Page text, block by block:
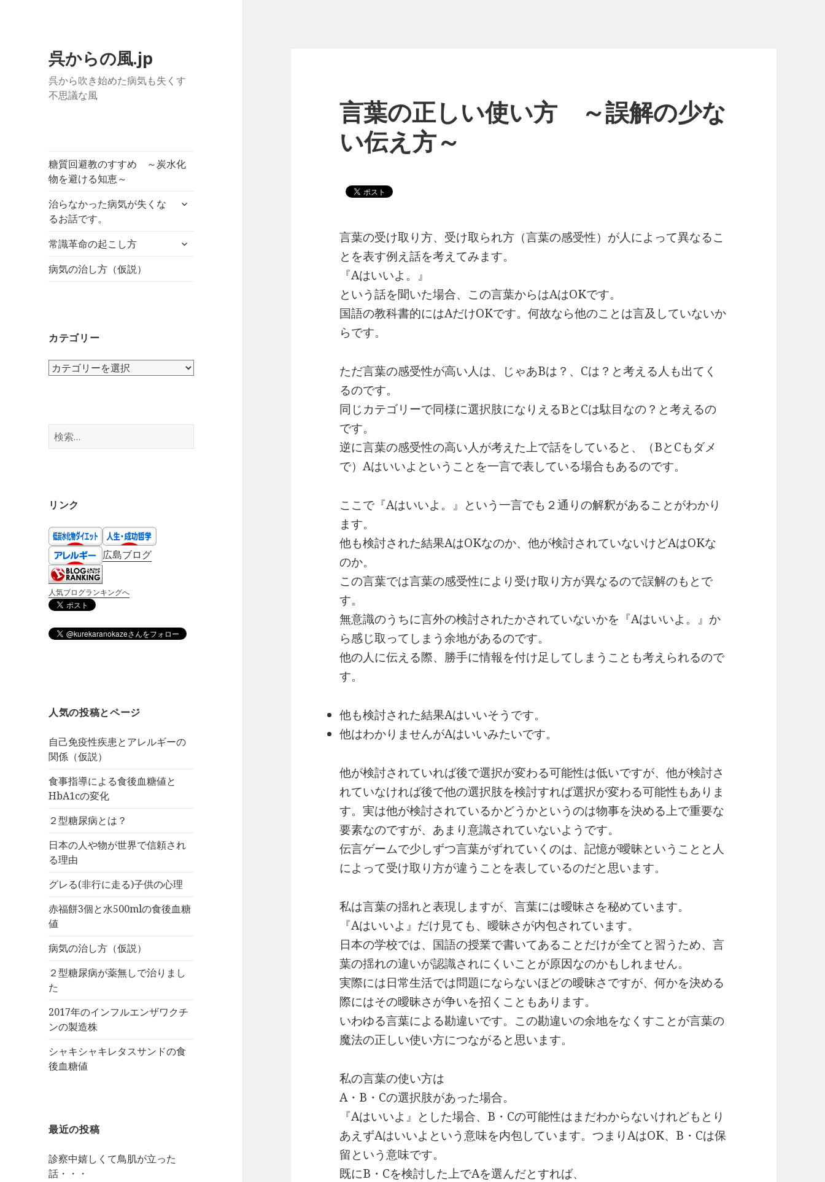
呉からの風.jp
呉から吹き始めた病気も失くす
不思議な風
糖質回避教のすすめ ～炭水化
物を避ける知恵～
治らなかった病気が失くな
るお話です。
サ
ニ
常識革命の起こし方
サ
病気の治し方（仮説）
カテゴリー
カ
ー
検
索:
リンク
広島ブログ
人気ブログランキングへ
人気の投稿とページ
自己免疫性疾患とアレルギーの
関係（仮説）
食事指導による食後血糖値と
HbA1cの変化
２型糖尿病とは？
日本の人や物が世界で信頼され
る理由
グレる(非行に走る)子供の心理
赤福餅3個と水500mlの食後血糖
値
病気の治し方（仮説）
２型糖尿病が薬無しで治りまし
た
2017年のインフルエンザワクチ
ンの製造株
シャキシャキレタスサンドの食
後血糖値
最近の投稿
診察中嬉しくて鳥肌が立った
話・・・
言葉の正しい使い方 ～誤解の少な
い伝え方～
言葉の受け取り方、受け取られ方（言葉の感受性）が人によって異なるこ
とを表す例え話を考えてみます。
『Aはいいよ。』
という話を聞いた場合、この言葉からはAはOKです。
国語の教科書的にはAだけOKです。何故なら他のことは言及していないか
らです。
ただ言葉の感受性が高い人は、じゃあBは？、Cは？と考える人も出てく
るのです。
同じカテゴリーで同様に選択肢になりえるBとCは駄目なの？と考えるの
です。
逆に言葉の感受性の高い人が考えた上で話をしていると、（BとCもダメ
で）Aはいいよということを一言で表している場合もあるのです。
ここで『Aはいいよ。』という一言でも２通りの解釈があることがわかり
ます。
他も検討された結果AはOKなのか、他が検討されていないけどAはOKな
のか。
この言葉では言葉の感受性により受け取り方が異なるので誤解のもとで
す。
無意識のうちに言外の検討されたかされていないかを『Aはいいよ。』か
ら感じ取ってしまう余地があるのです。
他の人に伝える際、勝手に情報を付け足してしまうことも考えられるので
す。
他も検討された結果Aはいいそうです。
他はわかりませんがAはいいみたいです。
他が検討されていれば後で選択が変わる可能性は低いですが、他が検討さ
れていなければ後で他の選択肢を検討すれば選択が変わる可能性もありま
す。実は他が検討されているかどうかというのは物事を決める上で重要な
要素なのですが、あまり意識されていないようです。
伝言ゲームで少しずつ言葉がずれていくのは、記憶が曖昧ということと人
によって受け取り方が違うことを表しているのだと思います。
私は言葉の揺れと表現しますが、言葉には曖昧さを秘めています。
『Aはいいよ』だけ見ても、曖昧さが内包されています。
日本の学校では、国語の授業で書いてあることだけが全てと習うため、言
葉の揺れの違いが認識されにくいことが原因なのかもしれません。
実際には日常生活では問題にならないほどの曖昧さですが、何かを決める
際にはその曖昧さが争いを招くこともあります。
いわゆる言葉による勘違いです。この勘違いの余地をなくすことが言葉の
魔法の正しい使い方につながると思います。
私の言葉の使い方は
A・B・Cの選択肢があった場合。
『Aはいいよ』とした場合、B・Cの可能性はまだわからないけれどもとり
あえずAはいいよという意味を内包しています。つまりAはOK、B・Cは保
留という意味です。
既にB・Cを検討した上でAを選んだとすれば、